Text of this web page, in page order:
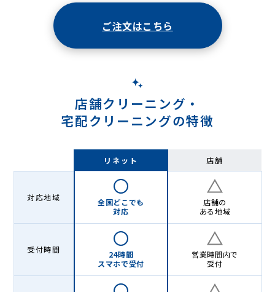
ご注文はこちら
店舗クリーニング・
宅配クリーニングの特徴
リネット 店舗
対応地域
全国どこでも
対応
店舗の
ある地域
受付時間
24時間
スマホで受付
営業時間内で
受付